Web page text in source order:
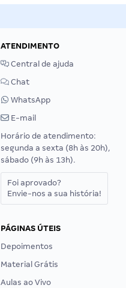
ATENDIMENTO
Central de ajuda
Chat
WhatsApp
E-mail
Horário de atendimento:
segunda a sexta (8h às 20h),
sábado (9h às 13h).
Foi aprovado?
Envie-nos a sua história!
PÁGINAS ÚTEIS
Depoimentos
Material Grátis
Aulas ao Vivo